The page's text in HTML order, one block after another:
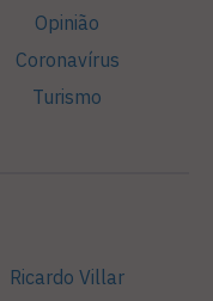
Opinião
Coronavírus
Turismo
Ricardo Villar